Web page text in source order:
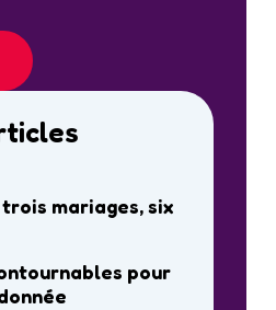
mariages, six
pour